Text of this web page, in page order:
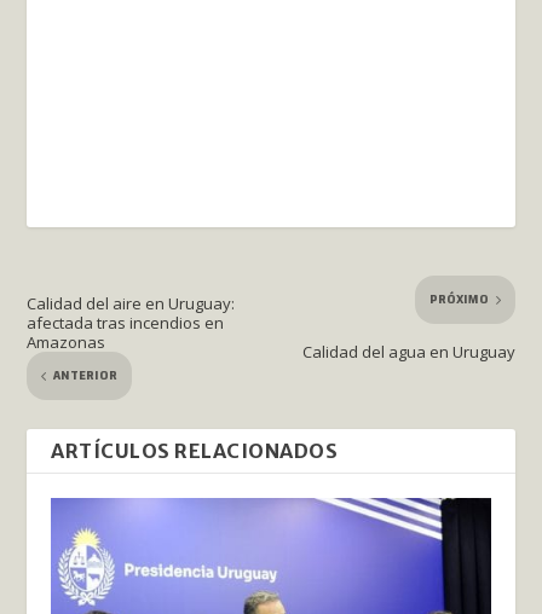
Calidad del aire en Uruguay:
afectada tras incendios en
Amazonas
ANTERIOR
PRÓXIMO
Calidad del agua en Uruguay
ARTÍCULOS RELACIONADOS